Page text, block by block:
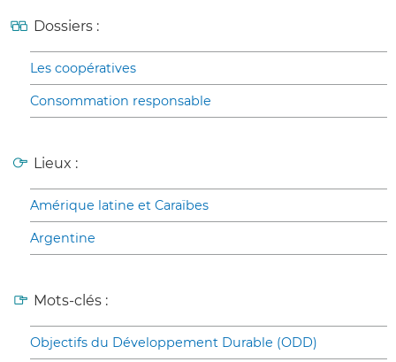
Dossiers :
Les coopératives
Consommation responsable
Lieux :
Amérique latine et Caraïbes
Argentine
Mots-clés :
Objectifs du Développement Durable (ODD)